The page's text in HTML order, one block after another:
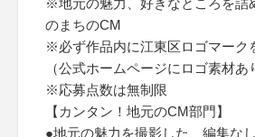
※地元の魅力、好きなところを詰
のまちのCM
※必ず作品内に江東区ロゴマーク
（公式ホームページにロゴ素材あ
※応募点数は無制限
【カンタン！地元のCM部門】
●地元の魅力を撮影した、編集な